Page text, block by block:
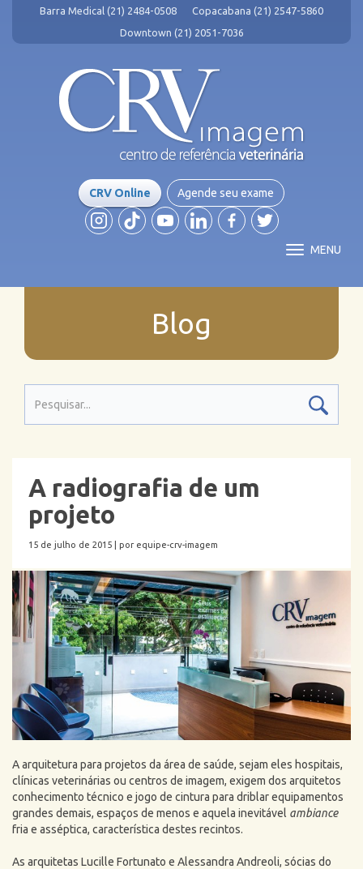
Barra Medical (21) 2484-0508
Copacabana (21) 2547-5860
Downtown (21) 2051-7036
CRV Online Agende seu exame
MENU
Blog
A radiografia de um
projeto
15 de julho de 2015 | por equipe-crv-imagem
A arquitetura para projetos da área de saúde, sejam eles hospitais,
clínicas veterinárias ou centros de imagem, exigem dos arquitetos
conhecimento técnico e jogo de cintura para driblar equipamentos
grandes demais, espaços de menos e aquela inevitável ambiance
fria e asséptica, característica destes recintos.
As arquitetas Lucille Fortunato e Alessandra Andreoli, sócias do